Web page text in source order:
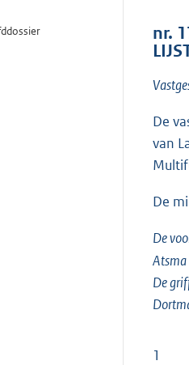
nr.
De
van
De
De
Atsma
De
1